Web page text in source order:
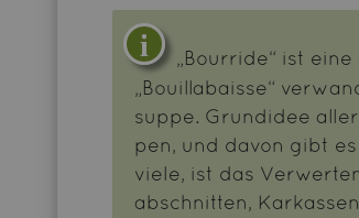
„Bour­ri­de“ ist
„Bouil­la­baisse“
sup­pe. Grund­idee
pen, und davon gibt
viele, ist das
ab­schnit­ten,